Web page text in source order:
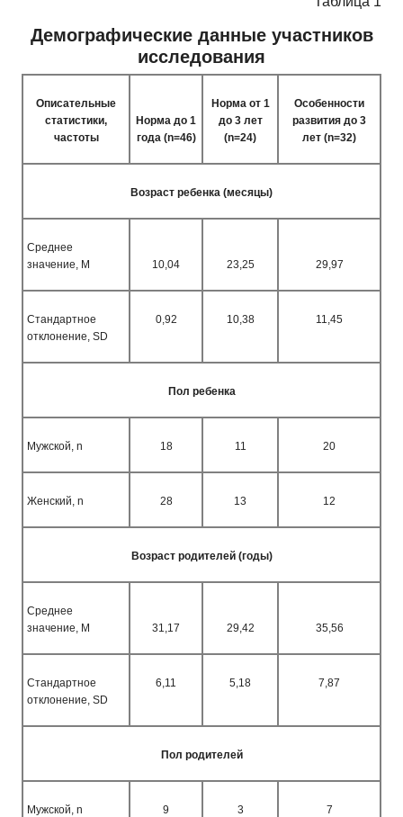
Демографические данные участников
исследования
Описательные
статистики,
частоты
Норма до 1
года (n=46)
Норма от 1
до 3 лет
(n=24)
Особенности
развития до 3
лет (n=32)
Возраст ребенка (месяцы)
Среднее
значение, M 10,04 23,25 29,97
Стандартное
отклонение, SD
0,92 10,38 11,45
Пол ребенка
Мужской, n 18 11 20
Женский, n 28 13 12
Возраст родителей (годы)
Среднее
значение, M 31,17 29,42 35,56
Стандартное
отклонение, SD
6,11 5,18 7,87
Пол родителей
Мужской, n 9 3 7